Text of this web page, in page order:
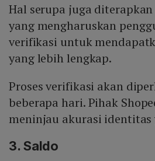
Hal serupa juga diterapkan
yang mengharuskan
verifikasi untuk
yang lebih lengkap.
Proses verifikasi akan
beberapa hari. Pihak
meninjau akurasi identitas
3. Saldo